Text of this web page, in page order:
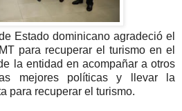
Estado dominicano agradeció el
para recuperar el turismo en el
la entidad en acompañar a otros
mejores políticas y llevar la
para recuperar el turismo.